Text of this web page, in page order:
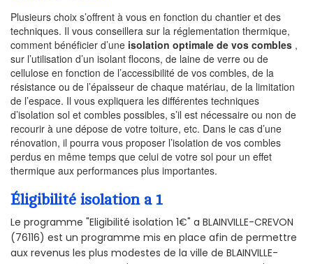
Plusieurs choix s’offrent à vous en fonction du chantier et des
techniques. Il vous conseillera sur la réglementation thermique,
comment bénéficier d’une isolation optimale de vos combles ,
sur l’utilisation d’un isolant flocons, de laine de verre ou de
cellulose en fonction de l’accessibilité de vos combles, de la
résistance ou de l’épaisseur de chaque matériau, de la limitation
de l’espace. Il vous expliquera les différentes techniques
d’isolation sol et combles possibles, s’il est nécessaire ou non de
recourir à une dépose de votre toiture, etc. Dans le cas d’une
rénovation, il pourra vous proposer l’isolation de vos combles
perdus en même temps que celui de votre sol pour un effet
thermique aux performances plus importantes.
Éligibilité isolation a 1
Le programme "Eligibilité isolation 1€" a BLAINVILLE-CREVON
(76116) est un programme mis en place afin de permettre
aux revenus les plus modestes de la ville de BLAINVILLE-